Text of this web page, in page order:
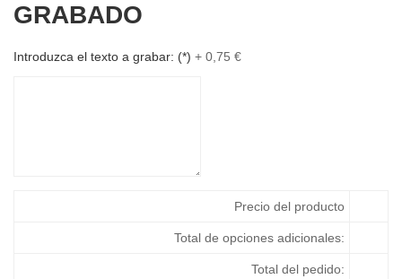
22,44 €
GRABADO
Introduzca el texto a grabar: (*) + 0,75 €
Precio del producto
Total de opciones adicionales:
Total del pedido: